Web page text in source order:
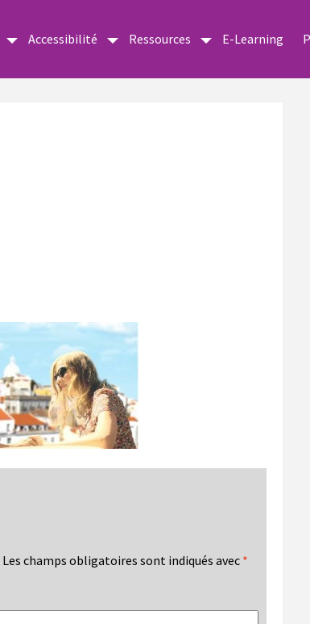
Accessibilité Ressources E-Learning
Les champs obligatoires sont indiqués avec *